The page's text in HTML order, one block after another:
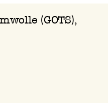
(GOTS),